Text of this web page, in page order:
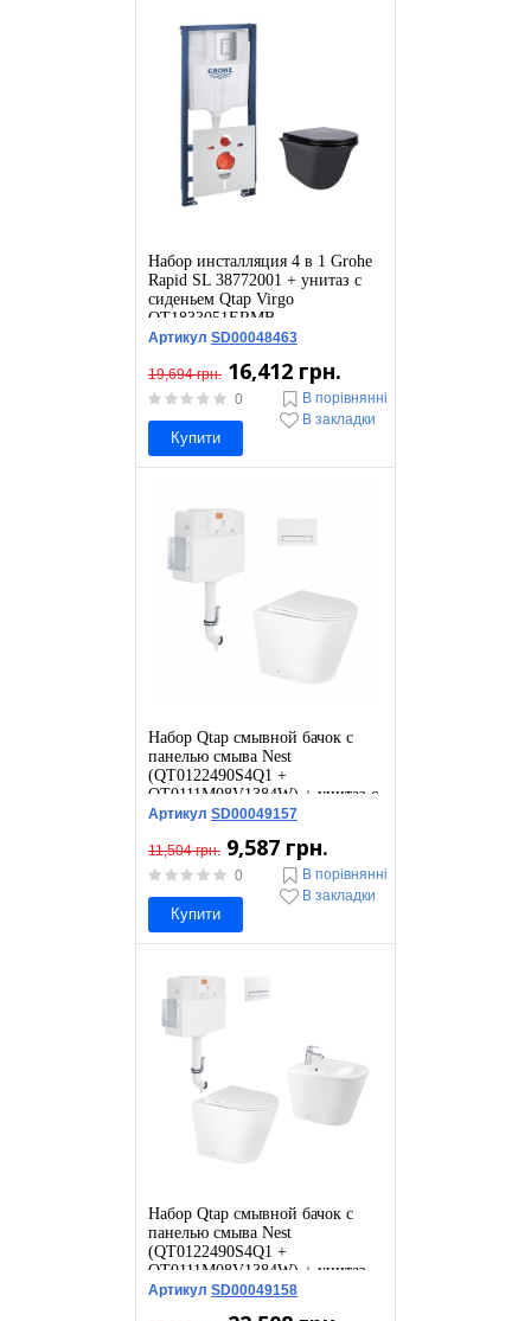
Набор инсталляция 4 в 1 Grohe
Rapid SL 38772001 + унитаз с
сиденьем Qtap Virgo
QT1833051ERMB
Артикул SD00048463
19,694 грн. 16,412 грн.
0
Купити
В порівнянні
В закладки
Набор Qtap смывной бачок с
панелью смыва Nest
(QT0122490S4Q1 +
QT0111M08V1384W) + унитаз с
сиденьем Swan QT16223178W
Артикул SD00049157
11,504 грн. 9,587 грн.
0
Купити
В порівнянні
В закладки
Набор Qtap смывной бачок с
панелью смыва Nest
(QT0122490S4Q1 +
QT0111M08V1384W) + унитаз
Swan QT16223178W + биде
Артикул SD00049158